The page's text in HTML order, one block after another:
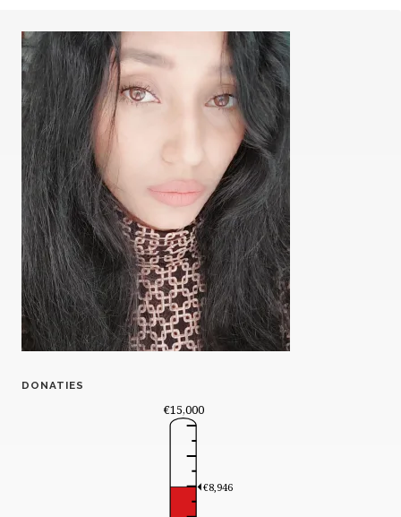
DONATIES
€15,000
€8,946